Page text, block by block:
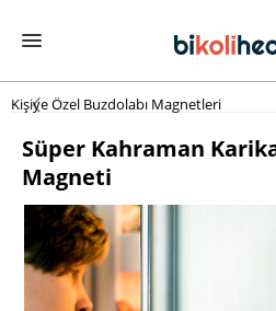
Kişiye Özel Buzdolabı Magnetleri
Süper Kahraman
Magneti